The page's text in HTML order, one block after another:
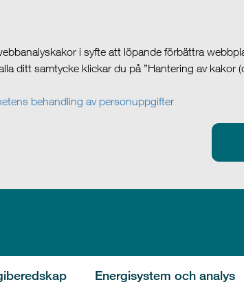
i syfte att löpande förbättra
ditt samtycke klickar du på ”Hantering av kakor
behandling av personuppgifter
Energisystem och analys